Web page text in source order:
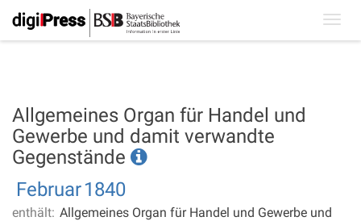
Allgemeines Organ für Handel und
Gewerbe und damit verwandte
Gegenstände
Februar1840
enthält: Allgemeines Organ für Handel und Gewerbe und